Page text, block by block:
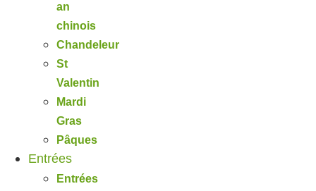
an
chinois
Chandeleur
St
Valentin
Mardi
Gras
Pâques
Entrées
Entrées